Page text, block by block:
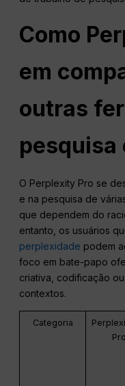
Como
em
outras
pesquisa
O Perplexity Pro se
e na pesquisa de
que dependem do
entanto, os usuários
perplexidade podem
foco em bate-papo
criativa, codificação
contextos.
Categoria
Pro